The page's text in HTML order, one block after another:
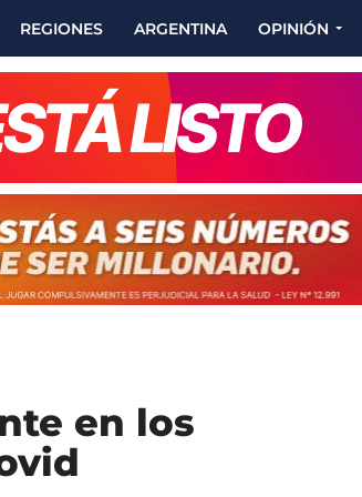
REGIONES ARGENTINA OPINIÓN
en los